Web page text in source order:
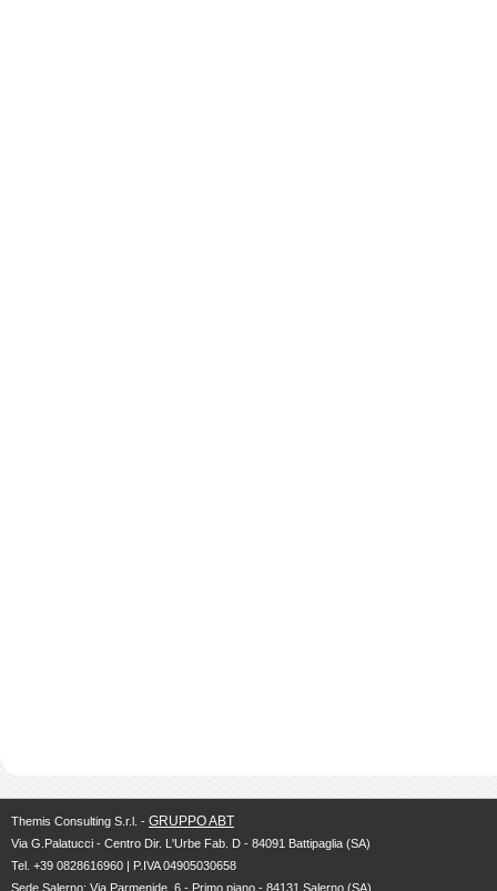
Themis Consulting S.r.l. - GRUPPO ABT
Via G.Palatucci - Centro Dir. L'Urbe Fab. D - 84091 Battipaglia (SA)
Tel. +39 0828616960 | P.IVA 04905030658
Sede Salerno: Via Parmenide, 6 - Primo piano - 84131 Salerno (SA)